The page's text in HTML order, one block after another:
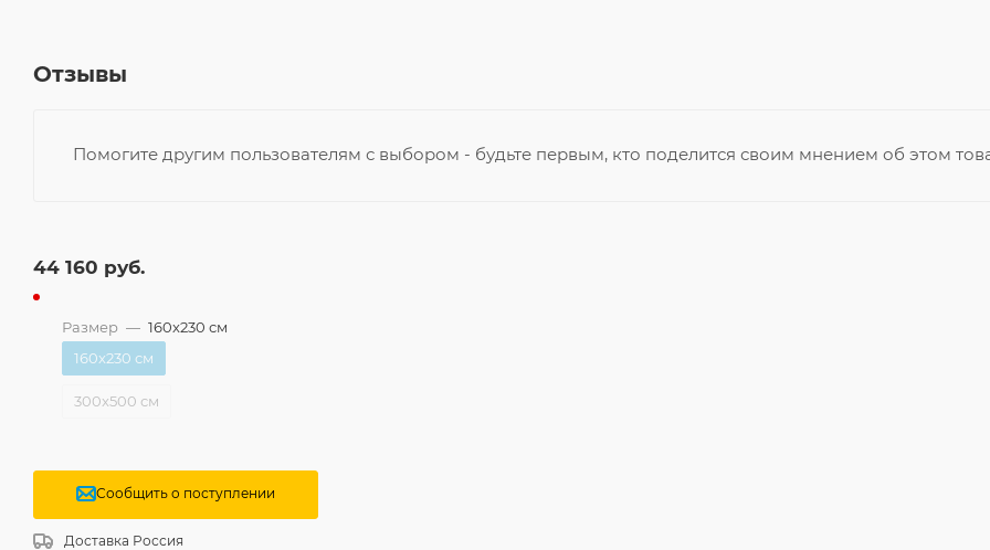
Отзывы
Помогите другим пользователям с выбором - будьте первым, кто поделится своим мнением об этом
44 160 руб.
Размер — 160x230 см
160x230 см
300x500 см
Сообщить о поступлении
Доставка Россия